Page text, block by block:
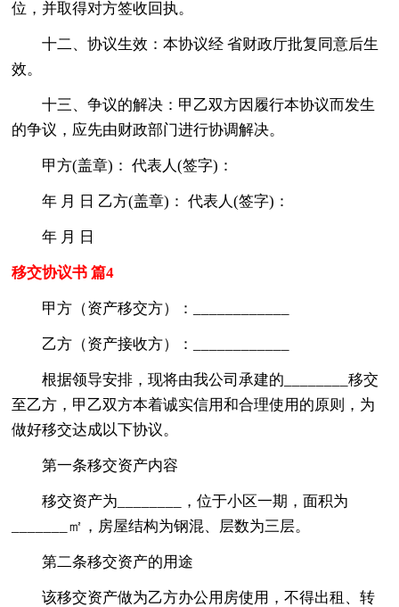
位，并取得对方签收回执。
十二、协议生效：本协议经 省财政厅批复同意后生
效。
十三、争议的解决：甲乙双方因履行本协议而发生
的争议，应先由财政部门进行协调解决。
甲方(盖章)： 代表人(签字)：
年 月 日 乙方(盖章)： 代表人(签字)：
年 月 日
移交协议书 篇4
甲方（资产移交方）：____________
乙方（资产接收方）：____________
根据领导安排，现将由我公司承建的________移交
至乙方，甲乙双方本着诚实信用和合理使用的原则，为
做好移交达成以下协议。
第一条移交资产内容
移交资产为________，位于小区一期，面积为
_______㎡，房屋结构为钢混、层数为三层。
第二条移交资产的用途
该移交资产做为乙方办公用房使用，不得出租、转